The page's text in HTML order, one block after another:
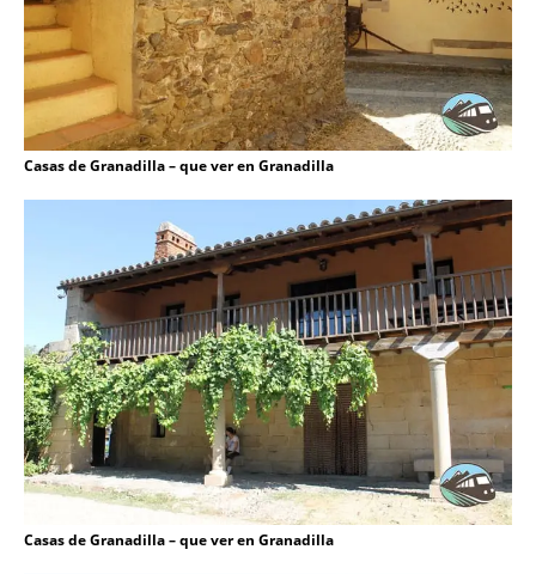
Casas de Granadilla – que ver en Granadilla
Casas de Granadilla – que ver en Granadilla